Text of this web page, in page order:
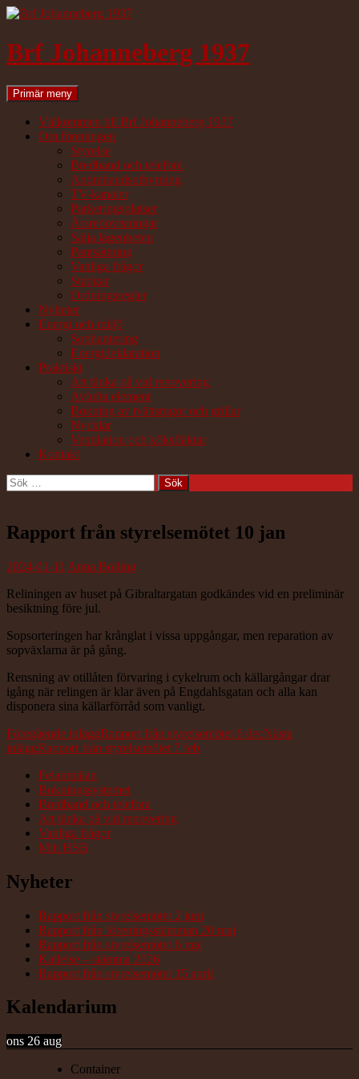
Hoppa
innehåll
Brf Johanneberg 1937
Sök
Primär meny
Välkommen till Brf Johanneberg 1937
Om föreningen
Styrelse
Bredband och telefoni
Andrahandsuthyrning
TV-kanaler
Parkeringsplatser
Årsredovisningar
Sälja lägenheten
Pantsättning
Vanliga frågor
Stadgar
Ordningsregler
Nyheter
Energi och miljö
Sophantering
Energideklaration
Praktiskt
Att tänka på vid renovering
Avlufta element
Bokning av tvättstugor och grillar
Nycklar
Ventilation och köksfläktar
Kontakt
Sök
efter:
Rapport från styrelsemötet 10 jan
2024-01-11 Anna Bolling
Reliningen av huset på Gibraltargatan godkändes vid en preliminär
besiktning före jul.
Sopsorteringen har krånglat i vissa uppgångar, men reparation av
sopväxlarna är på gång.
Rensning av otillåten förvaring i cykelrum och källargångar drar
igång när relingen är klar även på Engdahlsgatan och alla kan
disponera sina källarförråd som vanligt.
Inläggsnavigering
Föregående inläggRapport från styrelsemötet 6 decNästa
inläggRapport från styrelsemötet 7 feb
Felanmälan
Bokningssystemet
Bredband och telefoni
Att tänka på vid renovering
Vanliga frågor
Mitt HSB
Nyheter
Rapport från styrelsemötet 2 juni
Rapport från föreningsstämman 20 maj
Rapport från styrelsemötet 6 maj
Kallelse – stämma 2026
Rapport från styrelsemötet 15 april
Kalendarium
ons 26 aug
Container